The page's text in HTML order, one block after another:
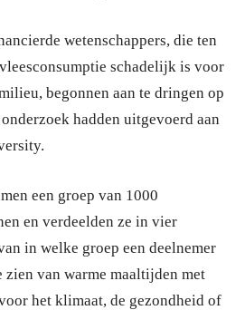
wetenschappers, die ten
schadelijk is voor
begonnen aan te dringen op
hadden uitgevoerd aan
een groep van 1000
en verdeelden ze in vier
in welke groep een deelnemer
zien van warme maaltijden met
het klimaat, de gezondheid of